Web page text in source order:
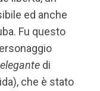
ed anche
Fu questo
di
che è stato